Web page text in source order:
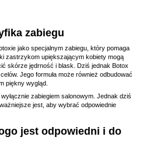
zabiegu
jako specjalnym zabiegu, który pomaga
zastrzykom upiększającym kobiety mogą
skórze jędrność i blask. Dziś jednak Botox
Jego formuła może również odbudować
piękny wygląd.
zabiegiem salonowym. Jednak dziś
jest, aby wybrać odpowiednie
jest odpowiedni i do